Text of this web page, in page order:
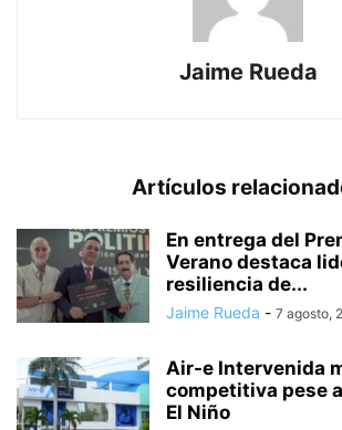
Jaime Rueda
Artículos
En entrega del
Verano destaca
resiliencia de...
Jaime Rueda - 7 agosto,
Air-e Intervenida
competitiva pese
El Niño